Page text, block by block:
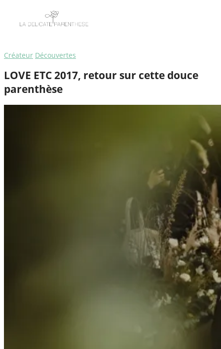
Créateur Découvertes
LOVE ETC 2017, retour sur cette douce
parenthèse